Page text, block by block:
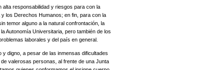
responsabilidad y riesgos para con la
los Derechos Humanos; en fin, para con la
temor alguno a la natural confrontación, la
Autonomía Universitaria, pero también de los
laborales y del país en general.
digno, a pesar de las inmensas dificultades
valerosas personas, al frente de una Junta